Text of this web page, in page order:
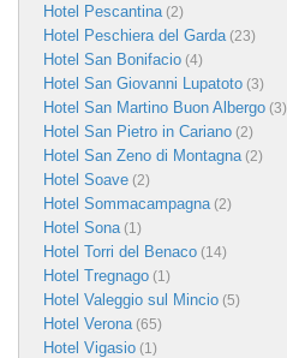
Hotel Pescantina(2)
Hotel Peschiera del Garda(23)
Hotel San Bonifacio (4)
Hotel San Giovanni Lupatoto (3)
Hotel San Martino Buon Albergo (3)
Hotel San Pietro in Cariano (2)
Hotel San Zeno di Montagna(2)
Hotel Soave (2)
Hotel Sommacampagna(2)
Hotel Sona(1)
Hotel Torri del Benaco (14)
Hotel Tregnago (1)
Hotel Valeggio sul Mincio (5)
Hotel Verona(65)
Hotel Vigasio (1)